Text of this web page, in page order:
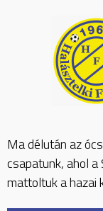
Ma délután az
csapatunk, ahol a
mattoltuk a hazai